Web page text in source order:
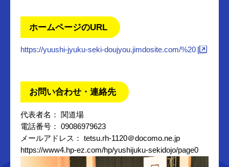
ホームページのURL
https://yuushi-jyuku-seki-doujyou.jimdosite.com/%20
お問い合わせ・連絡先
代表者名： 関道場
電話番号： 09086979623
メールアドレス： tetsu.rh-1120＠docomo.ne.jp
https://www4.hp-ez.com/hp/yushijuku-sekidojo/page0